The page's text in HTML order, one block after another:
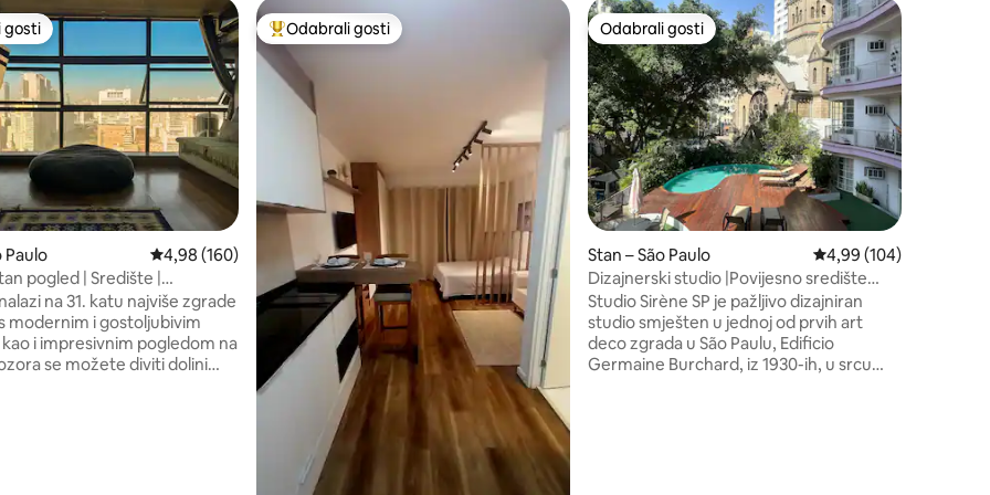
recenzija: 284
gosti
gosti
Paulo Prosječna ocjena: 4,98/5, recenzija: 160
4,98 (160)
pogled | Središte |
studio | 31. kat
na 31. katu najviše zgrade
modernim i gostoljubivim
i impresivnim pogledom na
se možete diviti dolini
Među najviše rangiranima s oznakom „Odabrali gosti”
Odabrali gosti Odabrali gosti
Odabrali gosti
Stan – São Paulo Prosječna ocjena:
4,99 (104)
Dizajnerski studio |Povijesno središte
|Zgrada u stilu Art Deco
Studio Sirène SP je pažljivo dizajniran
studio smješten u jednoj od prvih art
deco zgrada u São Paulu, Edificio
Germaine Burchard, iz 1930-ih, u srcu